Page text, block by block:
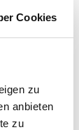
Cookies
zu
anbieten
zu